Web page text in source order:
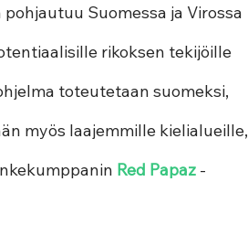
Suomessa ja Virossa
rikoksen tekijöille
toteutetaan suomeksi,
myös laajemmille kielialueille,
Red Papaz -